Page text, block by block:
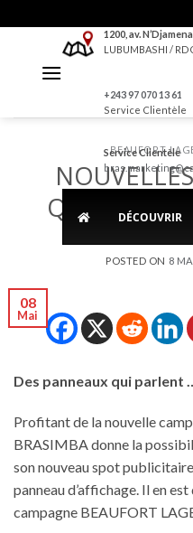
to
1200, av. N’Djamena
LUBUMBASHI /
+243 97 070 13 61
Service Clientèle
Service Clientèle
DÉCOUVRIR
BEAUFORT
QR CODE
POSTED ON 8
08
Mai
Des panneaux qui parlent
Profitant de la nouvelle
BRASIMBA donne la
son nouveau spot
panneau d’affichage. Il en
campagne BEAUFORT